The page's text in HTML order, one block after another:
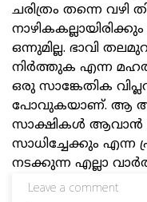
ചരിത്രം തന്നെ വഴി
ഒന്നുമില്ല. ഭാവി
നിർത്തുക എന്ന
ഒരു സാങ്കേതിക
പോവുകയാണ്. ആ
സാക്ഷികൾ ആവാൻ
സാധിച്ചേക്കും
നടക്കുന്ന എല്ലാ
Leave a comment